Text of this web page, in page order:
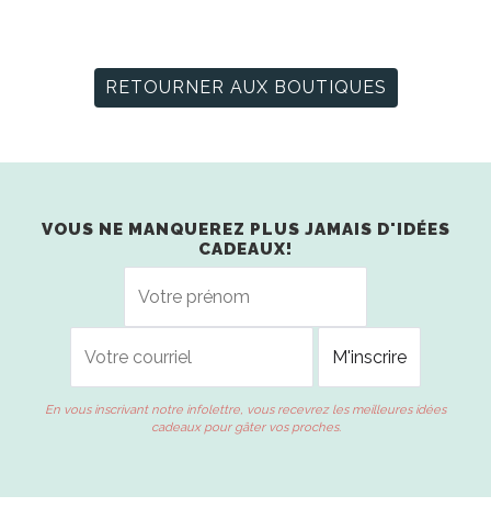
RETOURNER AUX BOUTIQUES
VOUS NE MANQUEREZ PLUS JAMAIS D'IDÉES
CADEAUX!
En vous inscrivant notre infolettre, vous recevrez les meilleures idées
cadeaux pour gâter vos proches.